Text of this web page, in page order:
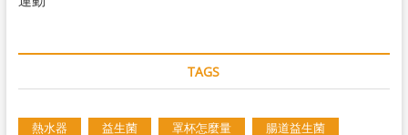
TAGS
熱水器 益生菌 罩杯怎麼量 腸道益生菌